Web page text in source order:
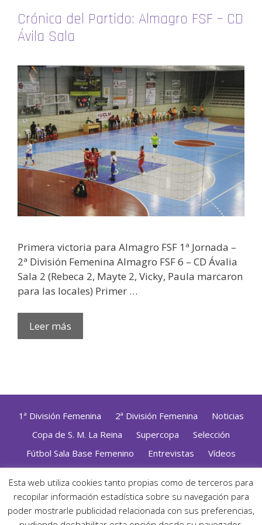
Crónica del Partido: Almagro FSF – CD
Ávila Sala
Primera victoria para Almagro FSF 1ª Jornada –
2ª División Femenina Almagro FSF 6 – CD Ávalia
Sala 2 (Rebeca 2, Mayte 2, Vicky, Paula marcaron
para las locales) Primer …
Leer más
1ª División Femenina 2ª División Femenina
Noticias
Copa de S. M. La Reina
Supercopa
Selección
Fútbol Sala Base Femenino
Entrevistas
Vídeos
Opinión
Altas, Bajas y Renovaciones ZonaFutsal TV
Política de Privacidad|Uso de Cookies|Contacto
Diseñado con mimo y esmero porJorge Cobos· Desarrollado
con WordPress
Esta web utiliza cookies tanto propias como de terceros para
recopilar información estadística sobre su navegación para
poder mostrarle publicidad relacionada con sus preferencias,